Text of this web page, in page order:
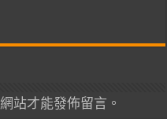
網站才能發佈留言。